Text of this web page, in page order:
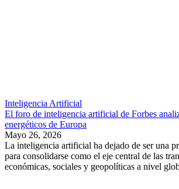
Inteligencia Artificial
El foro de inteligencia artificial de Forbes
energéticos de Europa
Mayo 26, 2026
La inteligencia artificial ha dejado de ser una
para consolidarse como el eje central de las
económicas, sociales y geopolíticas a nivel